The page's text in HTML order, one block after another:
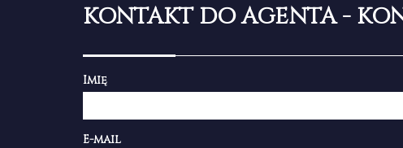
KONTAKT DO AGENTA -
Imię
E-mail